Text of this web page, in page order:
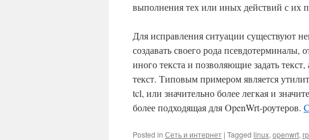
выполнения тех или иных действий с их
Для исправления ситуации существуют
создавать своего рода
иного текста и позволяющие задать
текст. Типовым примером является
tcl, или значительно более легкая и
более подходящая для OpenWrt-роутеров.
Posted in Сеть и интернет | Tagged linux, openwrt,